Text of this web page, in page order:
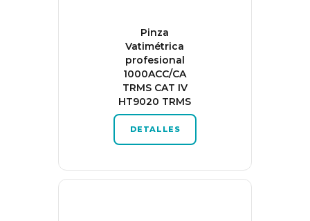
Pinza
Vatimétrica
profesional
1000ACC/CA
TRMS CAT IV
HT9020 TRMS
DETALLES